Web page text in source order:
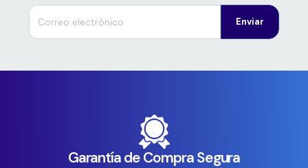
Enviar
Garantía de Compra Segura